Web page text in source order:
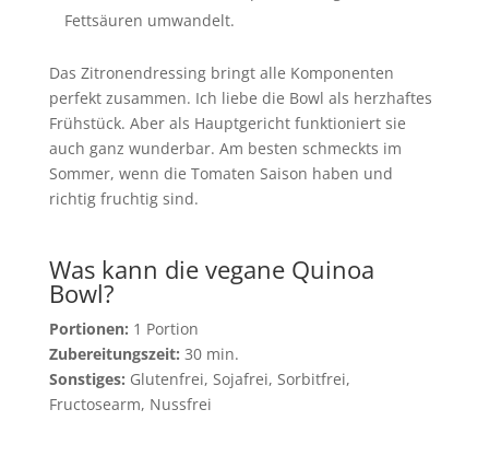
Fettsäuren umwandelt.
Das Zitronendressing bringt alle Komponenten
perfekt zusammen. Ich liebe die Bowl als herzhaftes
Frühstück. Aber als Hauptgericht funktioniert sie
auch ganz wunderbar. Am besten schmeckts im
Sommer, wenn die Tomaten Saison haben und
richtig fruchtig sind.
Was kann die vegane Quinoa
Bowl?
Portionen: 1 Portion
Zubereitungszeit: 30 min.
Sonstiges: Glutenfrei, Sojafrei, Sorbitfrei,
Fructosearm, Nussfrei